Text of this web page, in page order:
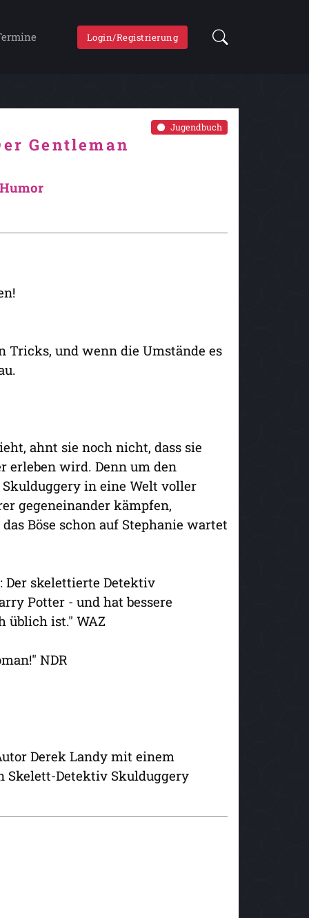
Login/Registrierung
Jugendbuch
Gentleman
Tricks, und wenn die Umstände es
ahnt sie noch nicht, dass sie
erleben wird. Denn um den
in eine Welt voller
gegeneinander kämpfen,
Böse schon auf Stephanie wartet
skelettierte Detektiv
Potter - und hat bessere
üblich ist." WAZ
NDR
Derek Landy mit einem
Skelett-Detektiv Skulduggery